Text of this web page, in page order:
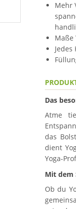
Mehr
Maße
Das
Atme
das
dient
Yoga-
Mit dem
Ob du